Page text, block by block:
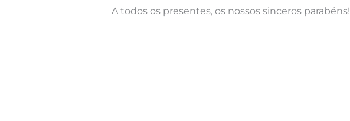
A todos os presentes, os nossos sinceros parabéns!